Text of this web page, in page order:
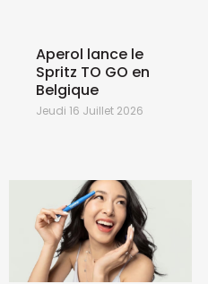
Aperol lance le
Spritz TO GO en
Belgique
Jeudi 16 Juillet 2026